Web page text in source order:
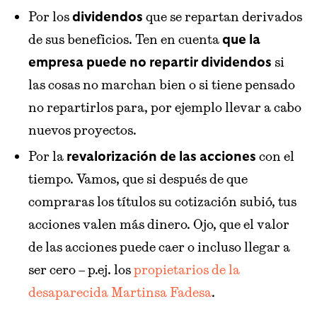
Por los dividendos que se repartan derivados
de sus beneficios. Ten en cuenta que la
empresa puede no repartir dividendos si
las cosas no marchan bien o si tiene pensado
no repartirlos para, por ejemplo llevar a cabo
nuevos proyectos.
Por la revalorización de las acciones con el
tiempo. Vamos, que si después de que
compraras los títulos su cotización subió, tus
acciones valen más dinero. Ojo, que el valor
de las acciones puede caer o incluso llegar a
ser cero – p.ej. lospropietarios de la
desaparecida Martinsa Fadesa.